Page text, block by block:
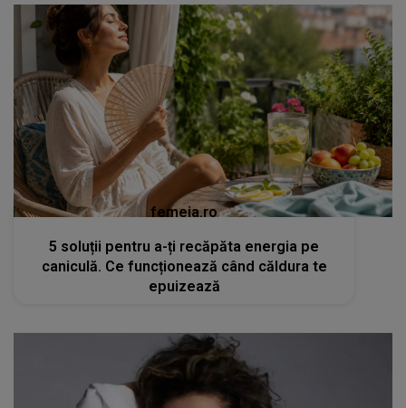
femeia.ro
5 soluții pentru a-ți recăpăta energia pe
caniculă. Ce funcționează când căldura te
epuizează